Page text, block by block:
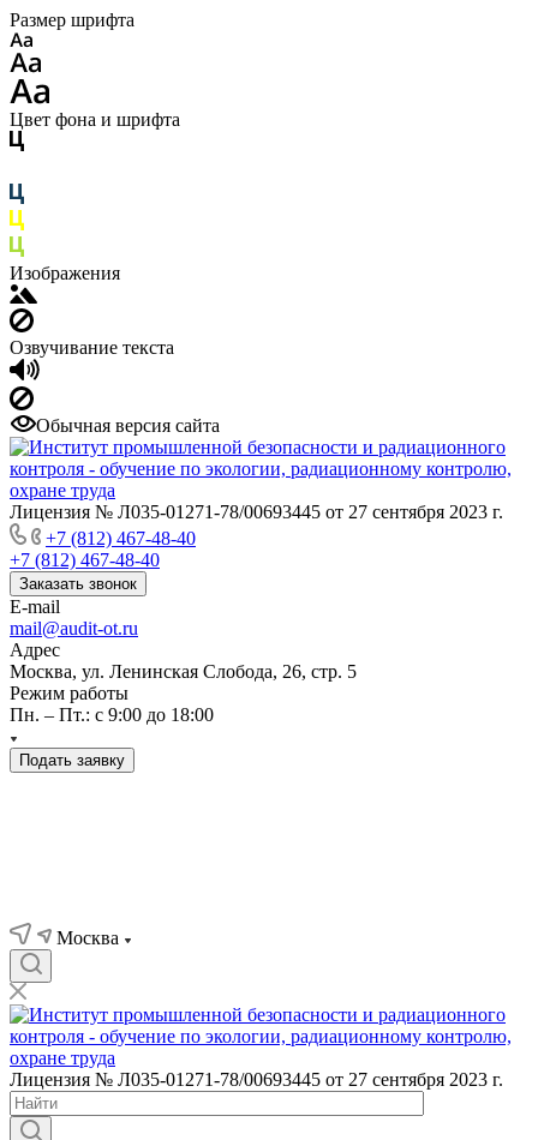
Размер шрифта
Цвет фона и шрифта
Изображения
Озвучивание текста
Обычная версия сайта
Лицензия № Л035-01271-78/00693445 от 27 сентября 2023 г.
+7 (812) 467-48-40
+7 (812) 467-48-40
Заказать звонок
E-mail
mail@audit-ot.ru
Адрес
Москва, ул. Ленинская Слобода, 26, стр. 5
Режим работы
Пн. – Пт.: с 9:00 до 18:00
Подать заявку
Москва
Лицензия № Л035-01271-78/00693445 от 27 сентября 2023 г.